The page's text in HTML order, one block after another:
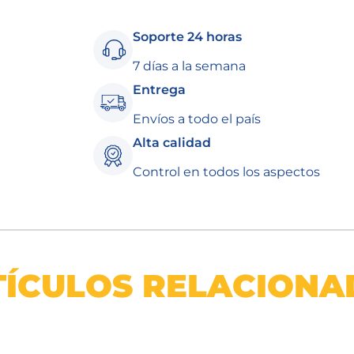
Soporte 24 horas
7 días a la semana
Entrega
Envíos a todo el país
Alta calidad
Control en todos los aspectos